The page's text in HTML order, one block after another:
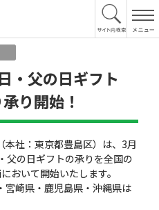
・父の日ギフト
り開始！
社：東京都豊島区）は、3月
父の日ギフトの承りを全国の
おいて開始いたします。
崎県・鹿児島県・沖縄県は